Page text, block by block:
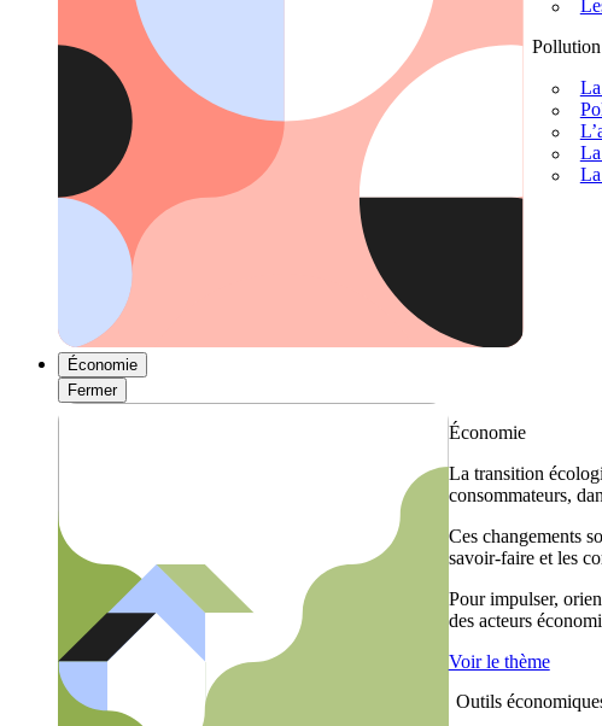
Économie
Fermer
Économie
La transition
consommateurs,
Ces changements
savoir-faire et les
Pour impulser,
des acteurs
Voir le thème
Outils